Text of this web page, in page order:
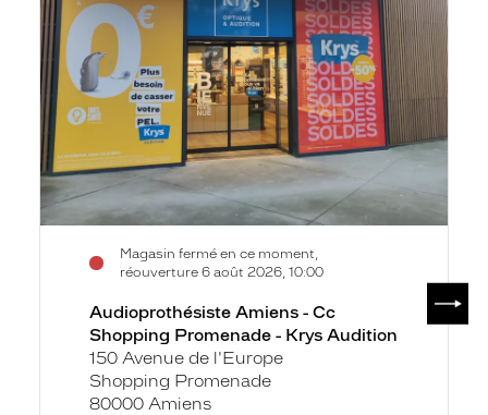
Krys
Audition
Magasin fermé en ce moment,
réouverture 6 août 2026, 10:00
Audioprothésiste Amiens - Cc
Shopping Promenade - Krys Audition
150 Avenue de l'Europe
Shopping Promenade
80000 Amiens